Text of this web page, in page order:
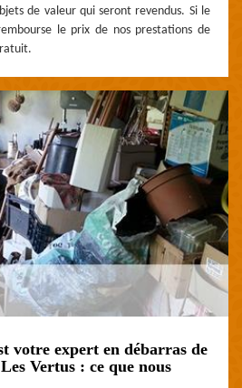
de valeur qui seront revendus. Si le
le prix de nos prestations de
votre expert en débarras de
Vertus : ce que nous